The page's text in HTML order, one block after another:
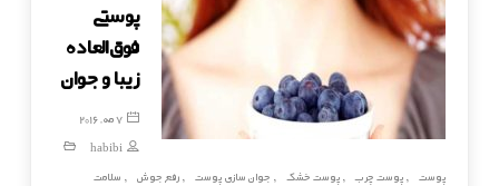
پوستی
فوق‌العاده
زیبا و جوان
7 مه, 2016
habibi
پوست
, پوست چرب , پوست خشک , جوان سازی پوست , رفع جوش , سلامت